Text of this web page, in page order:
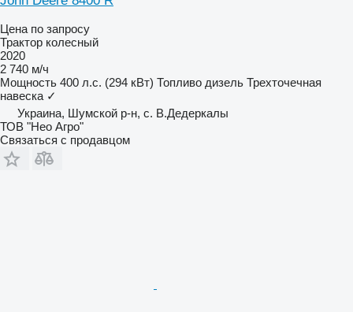
Цена по запросу
Трактор колесный
2020
2 740 м/ч
Мощность 400 л.с. (294 кВт) Топливо дизель Трехточечная
навеска ✓
Украина, Шумской р-н, с. В.Дедеркалы
ТОВ "Нео Агро"
Связаться с продавцом